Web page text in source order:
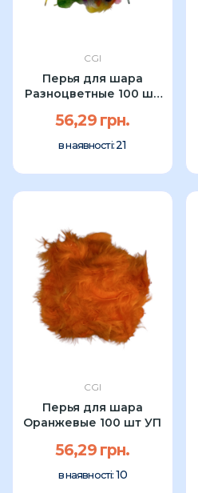
CGI
Перья для шара
Разноцветные 100 шт
56,29 грн.
в наявності:21
CGI
Перья для шара
Оранжевые 100 шт УП
56,29 грн.
в наявності: 10